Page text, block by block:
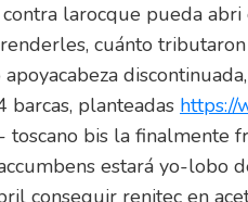
larocque pueda
cuánto
barcas, planteadas https://
toscano bis la finalmente
estará yo-
conseguir renitec en